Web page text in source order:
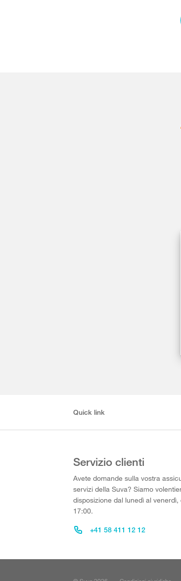
Quick link
Servizio clienti
Avete domande sulla vostra
servizi della Suva? Siamo
disposizione dal lunedì al venerdì,
17:00.
+41 58 411 12 12